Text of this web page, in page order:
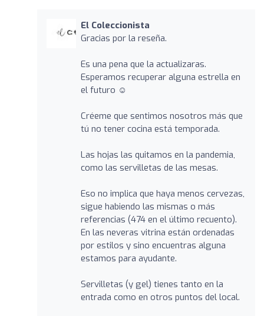
El Coleccionista
Gracias por la reseña.
Es una pena que la actualizaras.
Esperamos recuperar alguna estrella en
el futuro ☺️
Créeme que sentimos nosotros más que
tú no tener cocina está temporada.
Las hojas las quitamos en la pandemia,
como las servilletas de las mesas.
Eso no implica que haya menos cervezas,
sigue habiendo las mismas o más
referencias (474 en el último recuento).
En las neveras vitrina están ordenadas
por estilos y sino encuentras alguna
estamos para ayudante.
Servilletas (y gel) tienes tanto en la
entrada como en otros puntos del local.